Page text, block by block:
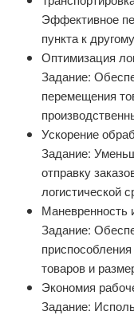
Эффективное
пункта к
Оптимизация
Задание:
перемещения
Ускорение
Задание:
отправку
логистической
Маневренность
Задание:
товаров и
Экономия
Задание: